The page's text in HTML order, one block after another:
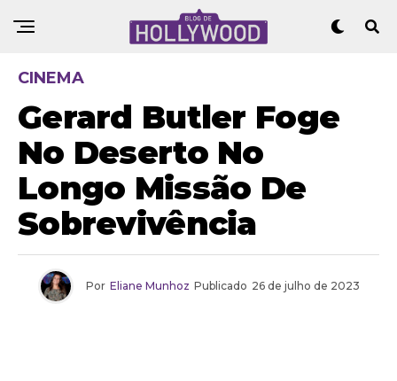
CINEMA
Gerard Butler Foge
No Deserto No
Longo Missão De
Sobrevivência
Por Eliane Munhoz Publicado 26 de julho de 2023